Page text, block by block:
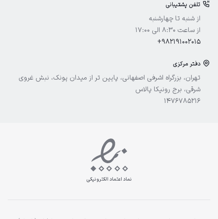
آیسول
تلفن پشتیبانی
از شنبه تا چهارشنبه
از ساعت 8:30 الی 17:00
+982191002015
دفتر مرکزی
تهران، بزرگراه اشرفی اصفهانی، پایین تر از میدان پونک، نبش غروی
شرقی، برج رونیکا پالاس
1476785216
نماد اعتماد الکترونیکی